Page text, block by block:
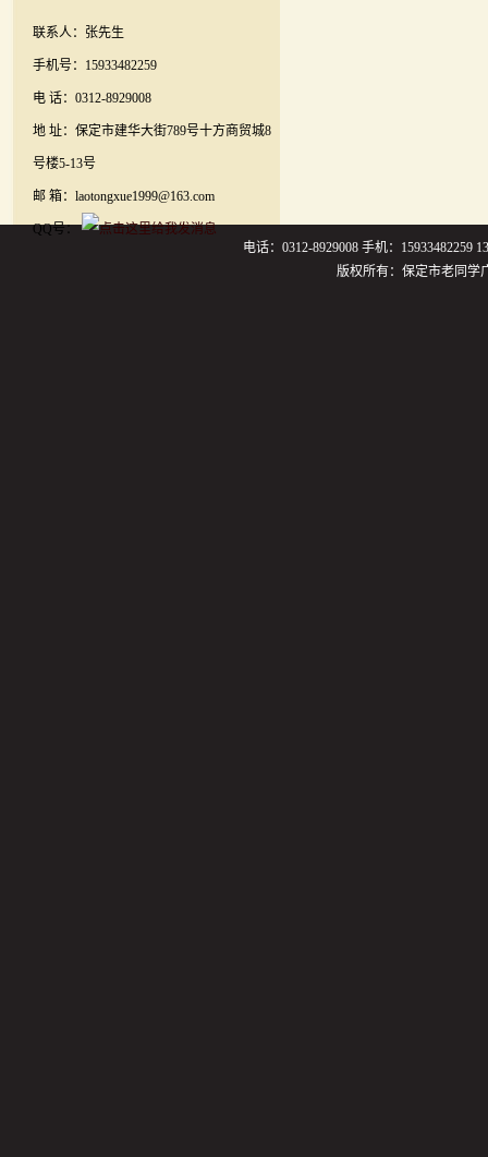
联系人：张先生
手机号：15933482259
电 话：0312-8929008
地 址：保定市建华大街789号十方商贸城8
号楼5-13号
邮 箱：laotongxue1999@163.com
QQ号：
电话：0312-8929008 手机：15933482259
版权所有：保定市老同学